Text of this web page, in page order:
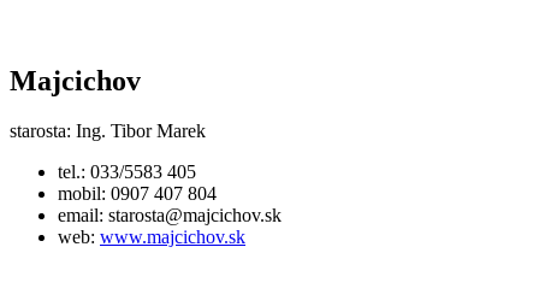
Majcichov
starosta: Ing. Tibor Marek
tel.: 033/5583 405
mobil: 0907 407 804
email: starosta@majcichov.sk
web: www.majcichov.sk